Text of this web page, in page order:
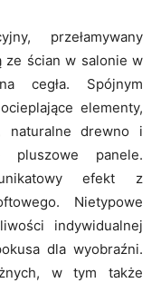
przełamywany
ze ścian w salonie w
cegła. Spójnym
elementy,
naturalne drewno i
pluszowe panele.
efekt z
Nietypowe
indywidualnej
dla wyobraźni.
w tym także